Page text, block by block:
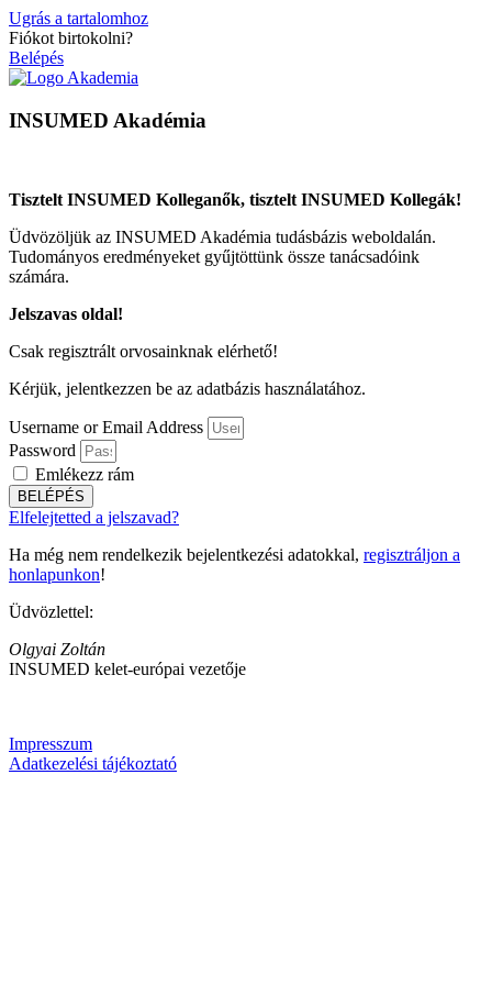
Ugrás a tartalomhoz
Fiókot birtokolni?
Belépés
INSUMED Akadémia
Tisztelt INSUMED Kolleganők, tisztelt INSUMED Kollegák!
Üdvözöljük az INSUMED Akadémia tudásbázis weboldalán.
Tudományos eredményeket gyűjtöttünk össze tanácsadóink
számára.
Jelszavas oldal!
Csak regisztrált orvosainknak elérhető!
Kérjük, jelentkezzen be az adatbázis használatához.
Username or Email Address
Password
Emlékezz rám
BELÉPÉS
Elfelejtetted a jelszavad?
Ha még nem rendelkezik bejelentkezési adatokkal, regisztráljon a
honlapunkon!
Üdvözlettel:
Olgyai Zoltán
INSUMED kelet-európai vezetője
Impresszum
Adatkezelési tájékoztató